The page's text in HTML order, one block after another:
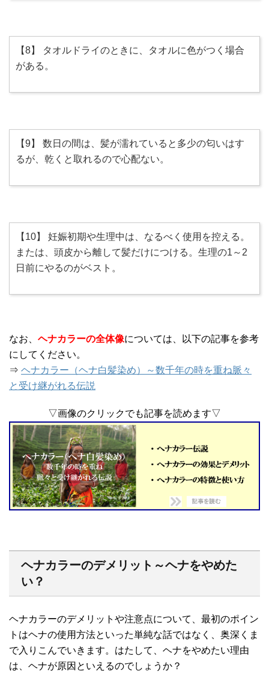
【8】 タオルドライのときに、タオルに色がつく場合
がある。
【9】 数日の間は、髪が濡れていると多少の匂いはす
るが、乾くと取れるので心配ない。
【10】 妊娠初期や生理中は、なるべく使用を控える。
または、頭皮から離して髪だけにつける。生理の1～2
日前にやるのがベスト。
なお、 ヘナカラーの全体像については、以下の記事を参考
にしてください。
⇒ ヘナカラー（ヘナ白髪染め）～数千年の時を重ね脈々
と受け継がれる伝説
▽画像のクリックでも記事を読めます▽
ヘナカラーのデメリット～ヘナをやめた
い？
ヘナカラーのデメリットや注意点について、最初のポイン
トはヘナの使用方法といった単純な話ではなく、奥深くま
で入りこんでいきます。はたして、ヘナをやめたい理由
は、ヘナが原因といえるのでしょうか？